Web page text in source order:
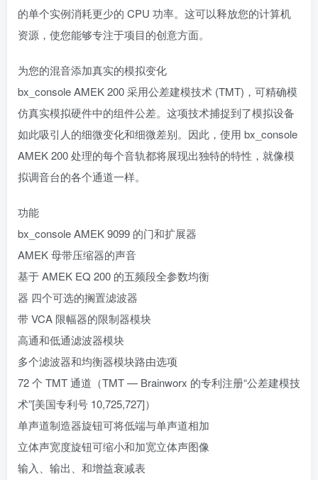
的单个实例消耗更少的 CPU 功率。这可以释放您的计算机
资源，使您能够专注于项目的创意方面。
为您的混音添加真实的模拟变化
bx_console AMEK 200 采用公差建模技术 (TMT)，可精确模
仿真实模拟硬件中的组件公差。这项技术捕捉到了模拟设备
如此吸引人的细微变化和细微差别。因此，使用 bx_console
AMEK 200 处理的每个音轨都将展现出独特的特性，就像模
拟调音台的各个通道一样。
功能
bx_console AMEK 9099 的门和扩展器
AMEK 母带压缩器的声音
基于 AMEK EQ 200 的五频段全参数均衡
器 四个可选的搁置滤波器
带 VCA 限幅器的限制器模块
高通和低通滤波器模块
多个滤波器和均衡器模块路由选项
72 个 TMT 通道（TMT — Brainworx 的专利注册“公差建模技
术”[美国专利号 10,725,727]）
单声道制造器旋钮可将低端与单声道相加
立体声宽度旋钮可缩小和加宽立体声图像
输入、输出、和增益衰减表